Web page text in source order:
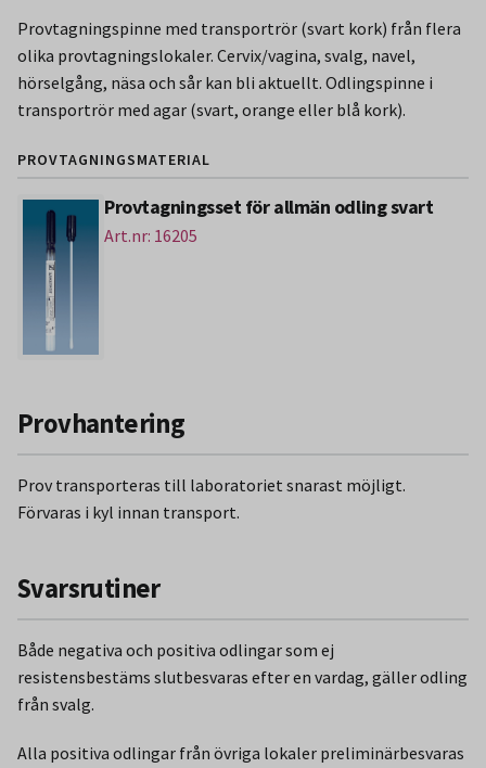
Provtagningspinne med transportrör (svart kork) från flera
olika provtagningslokaler. Cervix/vagina, svalg, navel,
hörselgång, näsa och sår kan bli aktuellt. Odlingspinne i
transportrör med agar (svart, orange eller blå kork).
PROVTAGNINGSMATERIAL
Provtagningsset för allmän odling svart
Art.nr: 16205
Provhantering
Prov transporteras till laboratoriet snarast möjligt.
Förvaras i kyl innan transport.
Svarsrutiner
Både negativa och positiva odlingar som ej
resistensbestäms slutbesvaras efter en vardag, gäller odling
från svalg.
Alla positiva odlingar från övriga lokaler preliminärbesvaras